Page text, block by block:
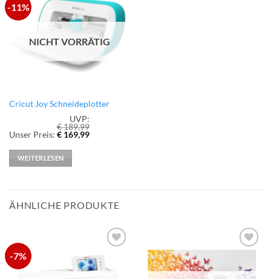
-11%
zur
Wunschliste
hinzufügen
NICHT VORRÄTIG
Cricut Joy Schneideplotter
UVP:
€189,99
Ursprünglicher
war:
€ 189,99
Unser Preis: €169,99Aktueller
WEITERLESEN
ÄHNLICHE PRODUKTE
-7%
Wunschliste
hinzufügen
hinzufügen